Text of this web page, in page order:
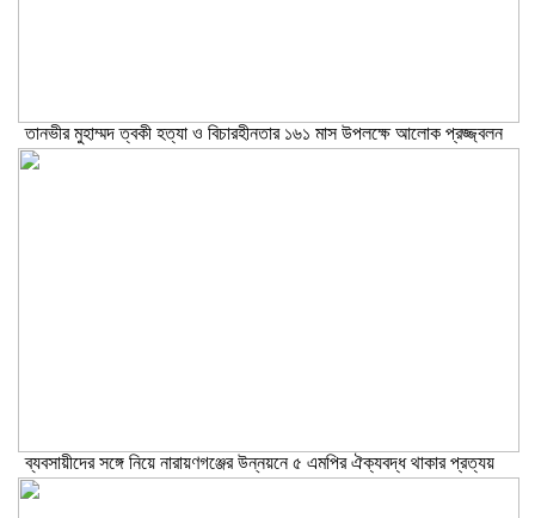
তানভীর মুহাম্মদ ত্বকী হত্যা ও বিচারহীনতার ১৬১ মাস উপলক্ষে আলোক প্রজ্জ্বলন
ব্যবসায়ীদের সঙ্গে নিয়ে নারায়ণগঞ্জের উন্নয়নে ৫ এমপির ঐক্যবদ্ধ থাকার প্রত্যয়